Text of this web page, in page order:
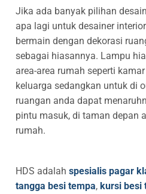
Jika ada banyak pilihan
apa lagi untuk desainer
bermain dengan dekorasi
sebagai hiasannya. Lampu
area-area rumah seperti
keluarga sedangkan untuk di
ruangan anda dapat
pintu masuk, di taman depan
rumah.
HDS adalah spesialis pagar
tangga besi tempa, kursi besi